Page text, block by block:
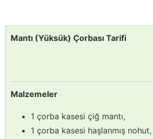
Mantı (Yüksük) Çorbası Tarifi
Malzemeler
1 çorba kasesi çiğ mantı,
1 çorba kasesi haşlanmış nohut,